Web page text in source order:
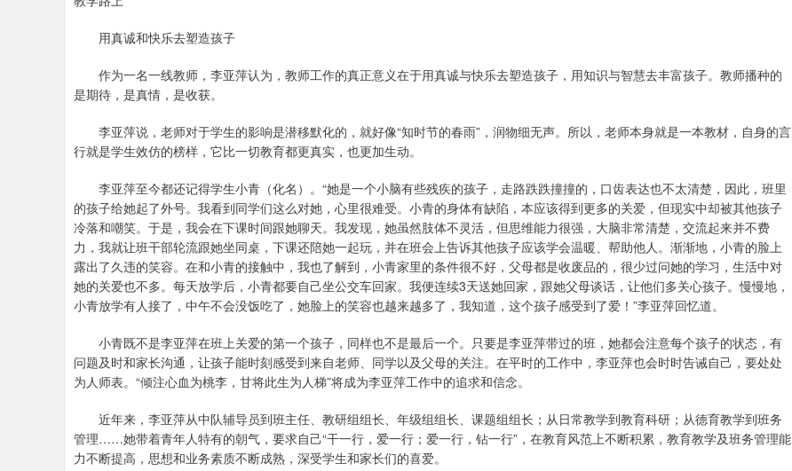
用真诚和快乐去塑造孩子
作为一名一线教师，李亚萍认为，教师工作的真正意义在于用真诚与快乐去塑造孩子，用知识与智慧去丰富孩子。教师播种的
是期待，是真情，是收获。
李亚萍说，老师对于学生的影响是潜移默化的，就好像“知时节的春雨”，润物细无声。所以，老师本身就是一本教材，自身的言
行就是学生效仿的榜样，它比一切教育都更真实，也更加生动。
李亚萍至今都还记得学生小青（化名）。“她是一个小脑有些残疾的孩子，走路跌跌撞撞的，口齿表达也不太清楚，因此，班里
的孩子给她起了外号。我看到同学们这么对她，心里很难受。小青的身体有缺陷，本应该得到更多的关爱，但现实中却被其他孩子
冷落和嘲笑。于是，我会在下课时间跟她聊天。我发现，她虽然肢体不灵活，但思维能力很强，大脑非常清楚，交流起来并不费
力，我就让班干部轮流跟她坐同桌，下课还陪她一起玩，并在班会上告诉其他孩子应该学会温暖、帮助他人。渐渐地，小青的脸上
露出了久违的笑容。在和小青的接触中，我也了解到，小青家里的条件很不好，父母都是收废品的，很少过问她的学习，生活中对
她的关爱也不多。每天放学后，小青都要自己坐公交车回家。我便连续3天送她回家，跟她父母谈话，让他们多关心孩子。慢慢地，
小青放学有人接了，中午不会没饭吃了，她脸上的笑容也越来越多了，我知道，这个孩子感受到了爱！”李亚萍回忆道。
小青既不是李亚萍在班上关爱的第一个孩子，同样也不是最后一个。只要是李亚萍带过的班，她都会注意每个孩子的状态，有
问题及时和家长沟通，让孩子能时刻感受到来自老师、同学以及父母的关注。在平时的工作中，李亚萍也会时时告诫自己，要处处
为人师表。“倾注心血为桃李，甘将此生为人梯”将成为李亚萍工作中的追求和信念。
近年来，李亚萍从中队辅导员到班主任、教研组组长、年级组组长、课题组组长；从日常教学到教育科研；从德育教学到班务
管理……她带着青年人特有的朝气，要求自己“干一行，爱一行；爱一行，钻一行”，在教育风范上不断积累，教育教学及班务管理能
力不断提高，思想和业务素质不断成熟，深受学生和家长们的喜爱。